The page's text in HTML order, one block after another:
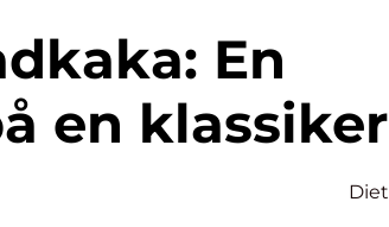
en klassiker
Diet